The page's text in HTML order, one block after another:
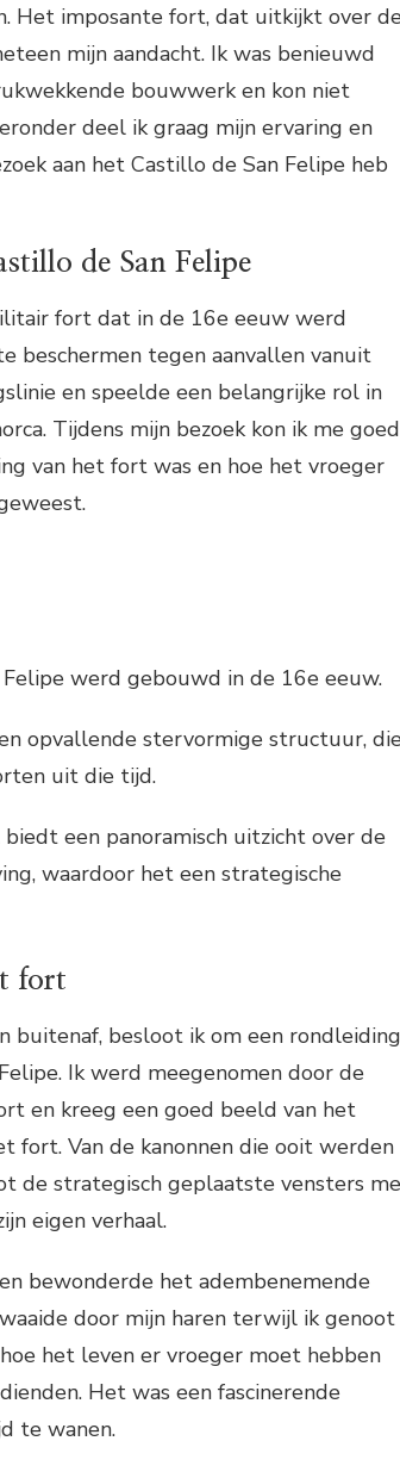
Het imposante fort, dat uitkijkt over
mijn aandacht. Ik was benieuwd
bouwwerk en kon niet
deel ik graag mijn ervaring en
aan het Castillo de San Felipe heb
de San Felipe
fort dat in de 16e eeuw werd
beschermen tegen aanvallen vanuit
en speelde een belangrijke rol in
Tijdens mijn bezoek kon ik me goed
van het fort was en hoe het vroeger
werd gebouwd in de 16e eeuw.
opvallende stervormige structuur,
uit die tijd.
een panoramisch uitzicht over de
waardoor het een strategische
fort
buitenaf, besloot ik om een rondleiding
Ik werd meegenomen door de
en kreeg een goed beeld van het
fort. Van de kanonnen die ooit werden
de strategisch geplaatste vensters
eigen verhaal.
bewonderde het adembenemende
door mijn haren terwijl ik genoot
het leven er vroeger moet hebben
Het was een fascinerende
te wanen.